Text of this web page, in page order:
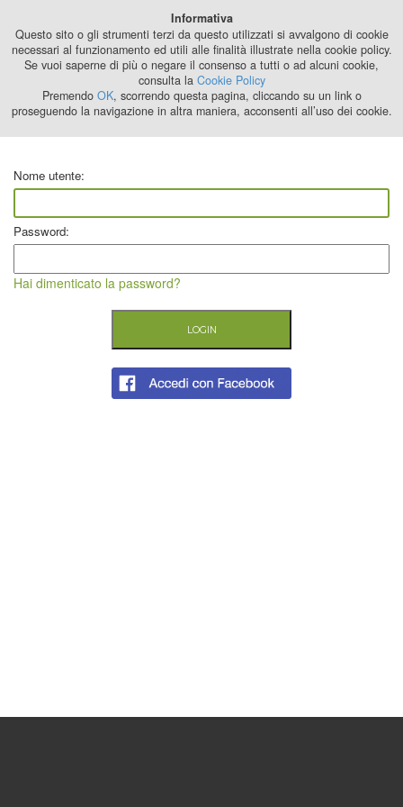
2024
Nome utente:
Password:
Hai dimenticato la password?
Informativa
Questo sito o gli strumenti terzi da questo utilizzati si avvalgono di cookie
necessari al funzionamento ed utili alle finalità illustrate nella cookie policy.
Se vuoi saperne di più o negare il consenso a tutti o ad alcuni cookie,
consulta la Cookie Policy
Premendo OK, scorrendo questa pagina, cliccando su un link o
proseguendo la navigazione in altra maniera, acconsenti all’uso dei cookie.